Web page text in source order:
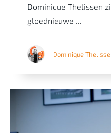
Dominique Thelissen
gloednieuwe ...
Dominique